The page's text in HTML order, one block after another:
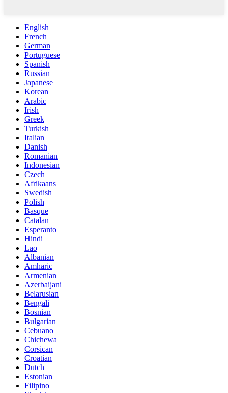
English
French
German
Portuguese
Spanish
Russian
Japanese
Korean
Arabic
Irish
Greek
Turkish
Italian
Danish
Romanian
Indonesian
Czech
Afrikaans
Swedish
Polish
Basque
Catalan
Esperanto
Hindi
Lao
Albanian
Amharic
Armenian
Azerbaijani
Belarusian
Bengali
Bosnian
Bulgarian
Cebuano
Chichewa
Corsican
Croatian
Dutch
Estonian
Filipino